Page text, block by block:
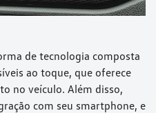
de tecnologia composta
ao toque, que oferece
no veículo. Além disso,
com seu smartphone, e